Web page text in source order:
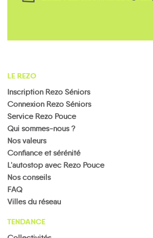
LE REZO
Inscription Rezo Séniors
Connexion Rezo Séniors
Service Rezo Pouce
Qui sommes-nous ?
Nos valeurs
Confiance et sérénité
L'autostop avec Rezo Pouce
Nos conseils
FAQ
Villes du réseau
TENDANCE